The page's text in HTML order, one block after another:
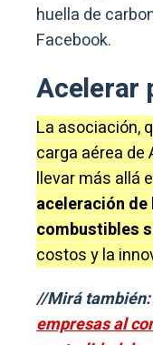
huella de
Facebook.
Acelerar
La asociación,
carga aérea de
llevar más allá
aceleración
combustibles
costos y la
//Mirá también:
empresas al